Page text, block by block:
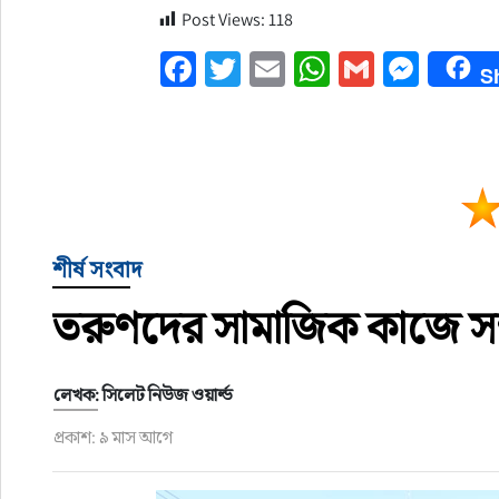
Post Views:118
Facebook
Twitter
EmailWhatsApp
Gmail
শীর্ষ সংবাদ
তরুণদের সামাজিক কাজে
লেখক: সিলেট নিউজ ওয়ার্ল্ড
প্রকাশ: ৯ মাস আগে